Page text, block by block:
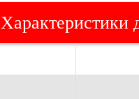
Характеристики